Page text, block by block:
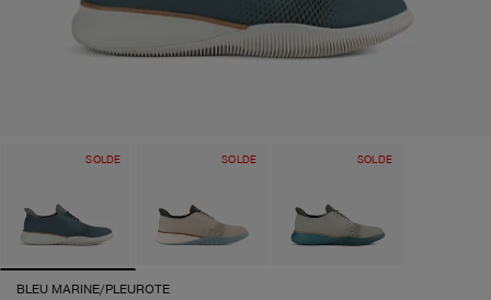
SOLDE SOLDE SOLDE
BLEU MARINE/PLEUROTE